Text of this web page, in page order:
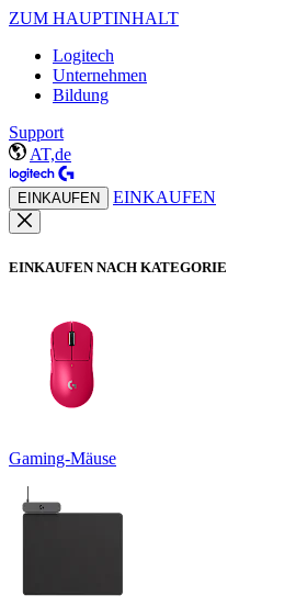
ZUM HAUPTINHALT
Logitech
Unternehmen
Bildung
Support
AT,de
EINKAUFEN EINKAUFEN
EINKAUFEN NACH KATEGORIE
Gaming-Mäuse